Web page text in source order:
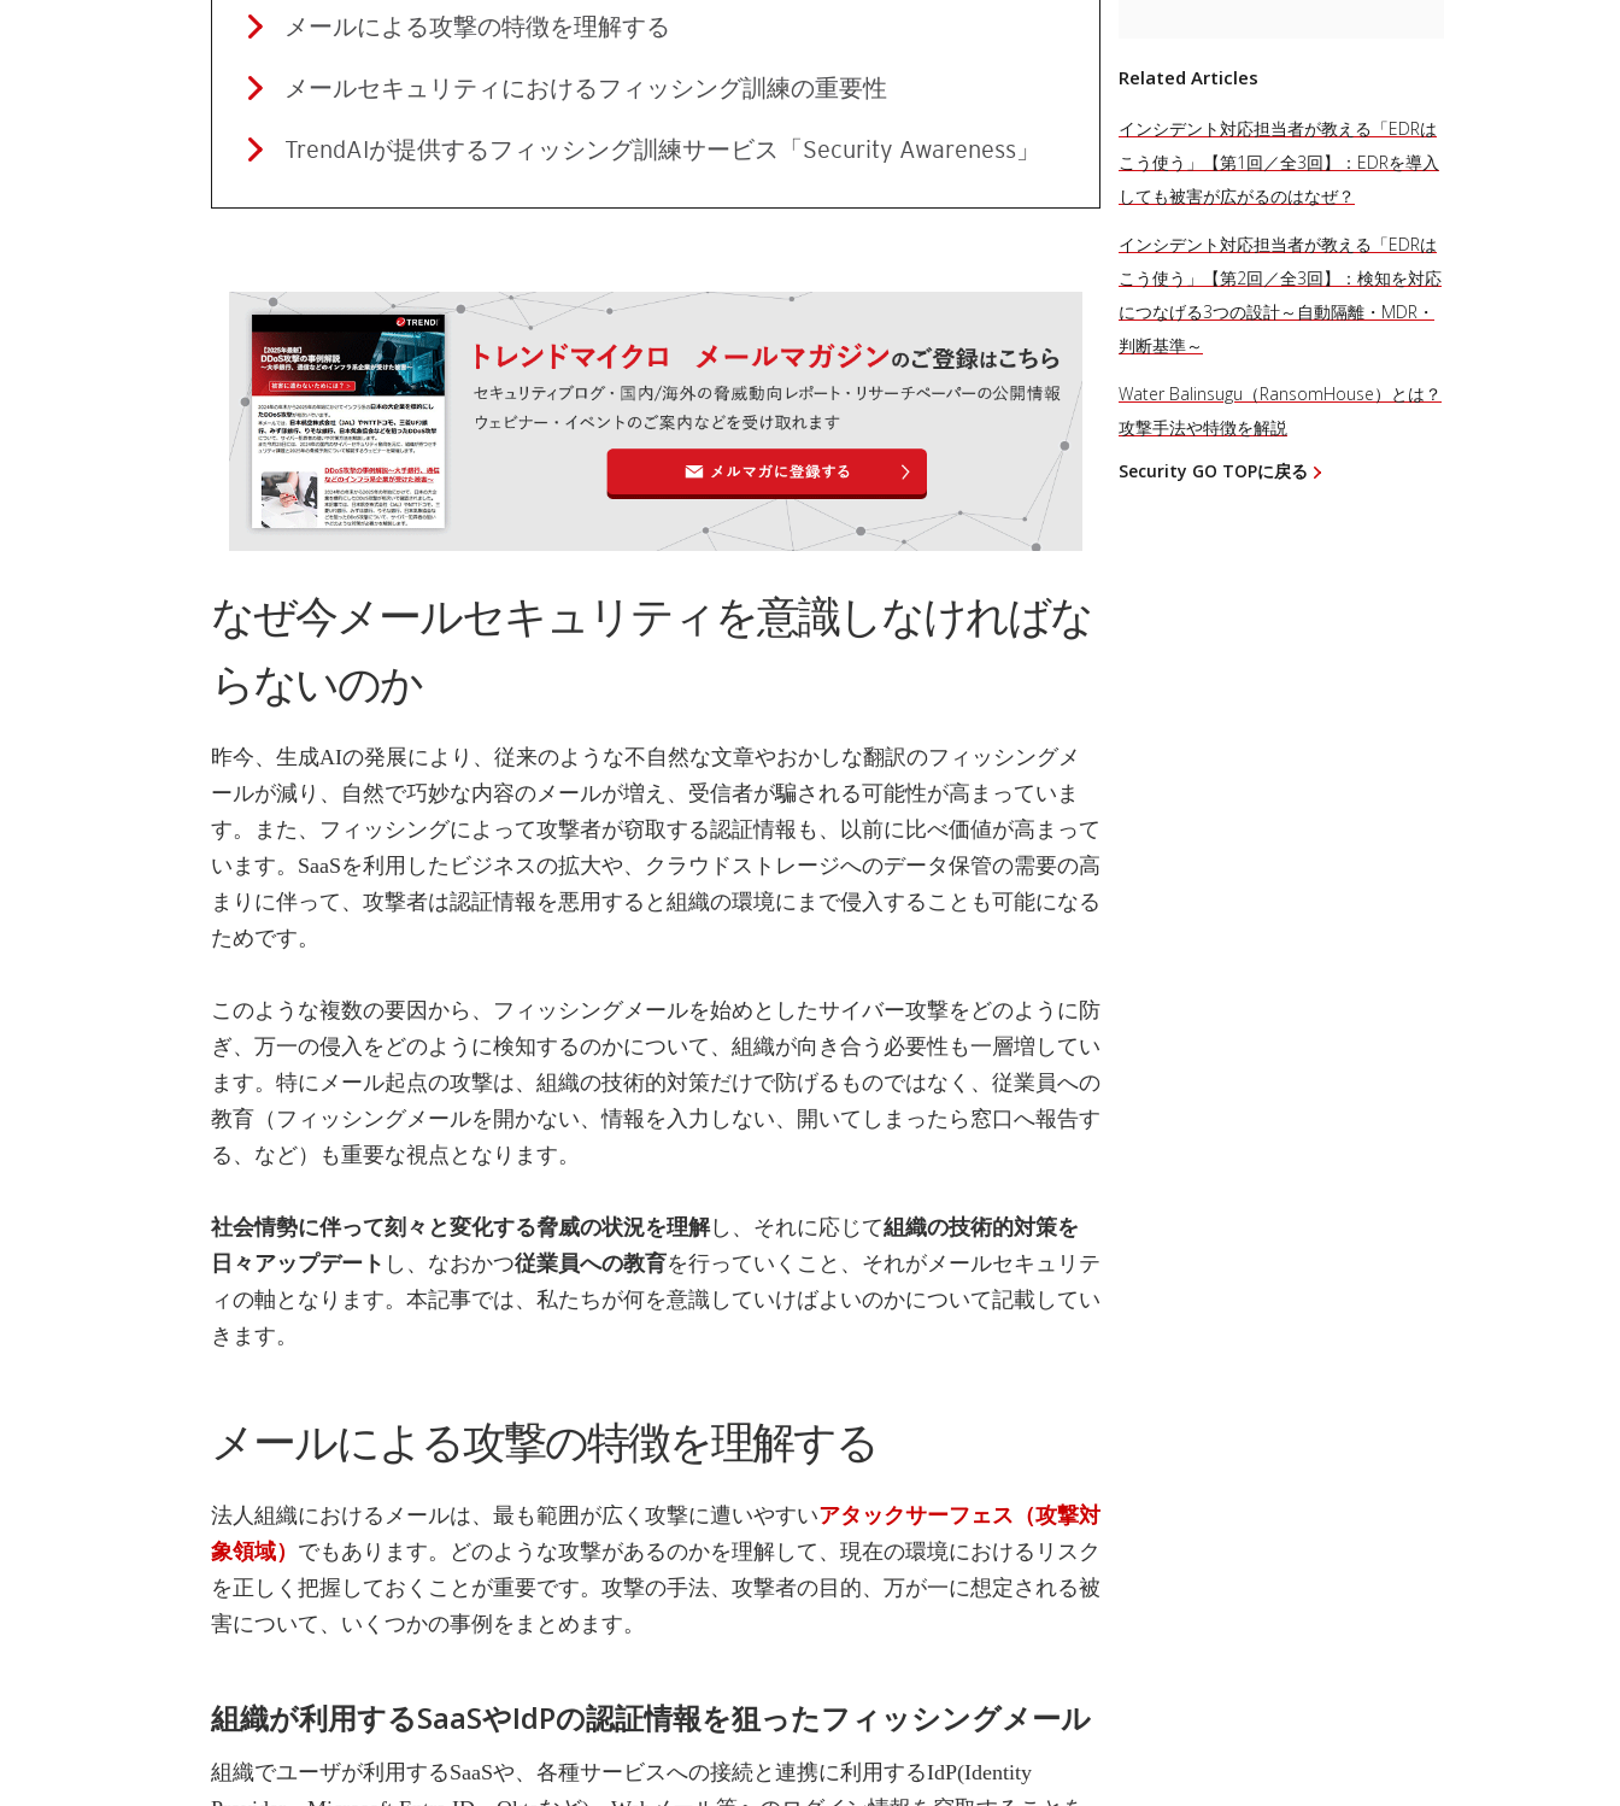
メールによる攻撃の特徴を理解する
メールセキュリティにおけるフィッシング訓練の重要性
TrendAIが提供するフィッシング訓練サービス「Security Awareness」
なぜ今メールセキュリティを意識しなければな
らないのか
昨今、生成AIの発展により、従来のような不自然な文章やおかしな翻訳のフィッシングメ
ールが減り、自然で巧妙な内容のメールが増え、受信者が騙される可能性が高まっていま
す。また、フィッシングによって攻撃者が窃取する認証情報も、以前に比べ価値が高まって
います。SaaSを利用したビジネスの拡大や、クラウドストレージへのデータ保管の需要の高
まりに伴って、攻撃者は認証情報を悪用すると組織の環境にまで侵入することも可能になる
ためです。
このような複数の要因から、フィッシングメールを始めとしたサイバー攻撃をどのように防
ぎ、万一の侵入をどのように検知するのかについて、組織が向き合う必要性も一層増してい
ます。特にメール起点の攻撃は、組織の技術的対策だけで防げるものではなく、従業員への
教育（フィッシングメールを開かない、情報を入力しない、開いてしまったら窓口へ報告す
る、など）も重要な視点となります。
社会情勢に伴って刻々と変化する脅威の状況を理解し、それに応じて組織の技術的対策を
日々アップデート し、なおかつ従業員への教育を行っていくこと、それがメールセキュリテ
ィの軸となります。本記事では、私たちが何を意識していけばよいのかについて記載してい
きます。
メールによる攻撃の特徴を理解する
法人組織におけるメールは、最も範囲が広く攻撃に遭いやすいアタックサーフェス（攻撃対
象領域） でもあります。どのような攻撃があるのかを理解して、現在の環境におけるリスク
を正しく把握しておくことが重要です。攻撃の手法、攻撃者の目的、万が一に想定される被
害について、いくつかの事例をまとめます。
組織が利用するSaaSやIdPの認証情報を狙ったフィッシングメール
組織でユーザが利用するSaaSや、各種サービスへの接続と連携に利用するIdP(Identity
Related Articles
インシデント対応担当者が教える「EDRは
こう使う」【第1回／全3回】：EDRを導入
しても被害が広がるのはなぜ？
インシデント対応担当者が教える「EDRは
こう使う」【第2回／全3回】：検知を対応
につなげる3つの設計～自動隔離・MDR・
判断基準～
Water Balinsugu（RansomHouse）とは？
攻撃手法や特徴を解説
Security GO TOPに戻る